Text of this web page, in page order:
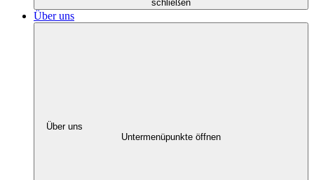
schließen
Über uns
Über uns
Untermenüpunkte öffnen